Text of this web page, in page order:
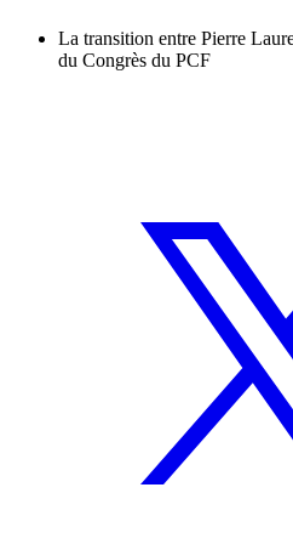
La transition entre Pierre
du Congrès du PCF